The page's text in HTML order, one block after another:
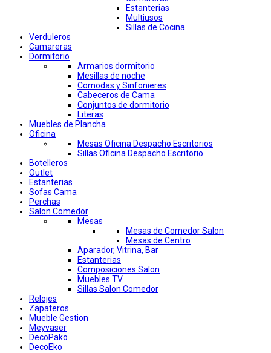
Estanterias
Multiusos
Sillas de Cocina
Verduleros
Camareras
Dormitorio
Armarios dormitorio
Mesillas de noche
Comodas y Sinfonieres
Cabeceros de Cama
Conjuntos de dormitorio
Literas
Muebles de Plancha
Oficina
Mesas Oficina Despacho Escritorios
Sillas Oficina Despacho Escritorio
Botelleros
Outlet
Estanterias
Sofas Cama
Perchas
Salon Comedor
Mesas
Mesas de Comedor Salon
Mesas de Centro
Aparador, Vitrina, Bar
Estanterias
Composiciones Salon
Muebles TV
Sillas Salon Comedor
Relojes
Zapateros
Mueble Gestion
Meyvaser
DecoPako
DecoEko